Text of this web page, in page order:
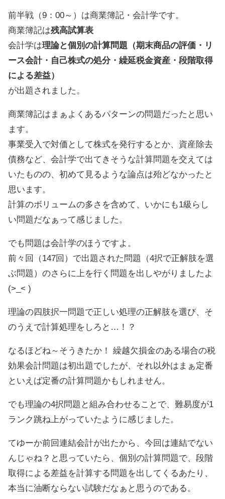
前半戦（9：00～）は商業簿記・会計学です。
商業簿記は残高試算表
会計学は理論と個別の計算問題（期末商品の評価・リ
ース会計・自己株式の処分・繰延税金資産・段階取得
による差益）
が出題されました。
商業簿記はまぁよくあるパターンの問題だったと思い
ます。
事業受入で対価として株式を発行するとか、資産除去
債務など、会計学で出てきそうな計算問題を交えては
いたものの、初めて見るような論点は殆どなかったと
思います。
計算のボリュームの多さを含めて、いかにも1級らし
い問題だなぁって感じました。
でも問題は会計学のほうですよ。
前々回（147回）で出題された問題（4択で正解肢を選
ぶ問題）のさらに上を行く問題を出しやがりましたよ
(>_< )
理論の四肢択一問題で正しい処理の正解肢を選び、そ
のうえで計算処理をしろと…！？
なるほどね～そうきたか！ 繰越欠損金のある場合の税
効果会計問題は初出題でしたが、それ以外はまぁ定番
といえば定番の計算問題かもしれません。
でも理論の4択問題と組み合わせることで、難易度が1
ランク跳ね上がっていたように感じました。
てゆーか前回連結会計が出たから、今回は連結でない
んじゃね？と思っていたら、個別の計算問題で、段階
取得による差益を計算する問題を出してくるあたり、
本当に油断ならない試験だなぁと思うのである。